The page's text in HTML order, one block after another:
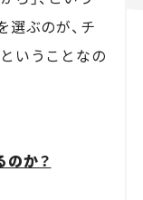
選ぶのが、チ
いうことなの
か？